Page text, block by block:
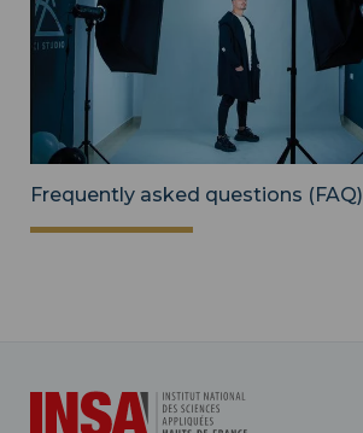
Frequently asked questions (FAQ)